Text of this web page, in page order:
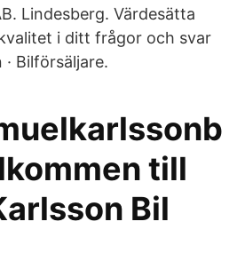
Lindesberg. Värdesätta
i ditt frågor och svar
Bilförsäljare.
till
Bil